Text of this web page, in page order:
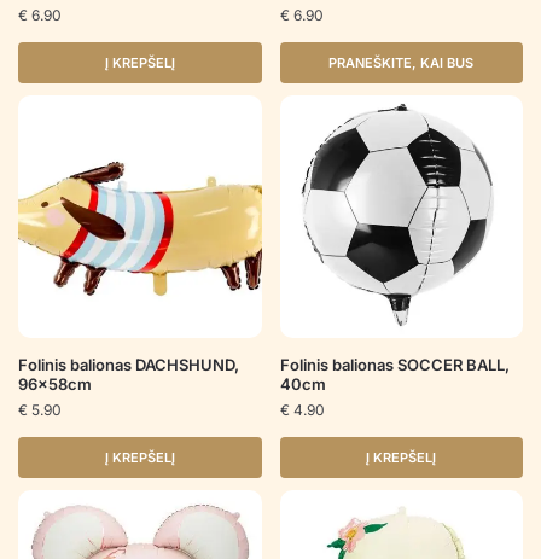
€ 6.90
Į KREPŠELĮ
€ 6.90
PRANEŠKITE, KAI BUS
Folinis balionas DACHSHUND,
96x58cm
€ 5.90
Į KREPŠELĮ
Folinis balionas SOCCER BALL,
40cm
€ 4.90
Į KREPŠELĮ